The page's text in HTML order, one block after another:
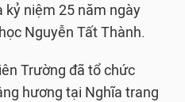
niệm 25 năm ngày
Nguyễn Tất Thành.
Trường đã tổ chức
hương tại Nghĩa trang